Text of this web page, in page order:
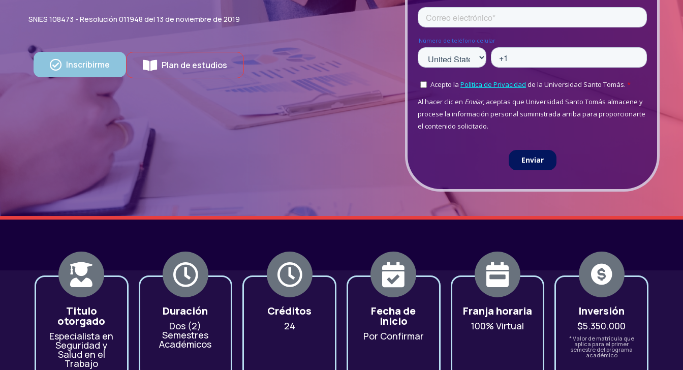
SNIES 108473 - Resolución 011948 del 13 de noviembre de 2019
Inscribirme Plan de estudios
Titulo
otorgado
Especialista en
Seguridad y
Salud en el
Trabajo
Duración
Dos (2)
Semestres
Académicos
Créditos
24
Fecha de
inicio
Por Confirmar
Franja horaria
100% Virtual
Inversión
$5.350.000
* Valor de matrícula que
aplica para el primer
semestre del programa
académico